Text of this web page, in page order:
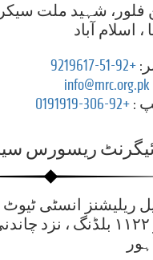
فلور، شہید ملت
، اسلام آباد
+92-51-9219617
info@mrc.org.pk
:
+92-306-0191919
ریسورس
ریلیشنز انسٹی ٹیوٹ
ریسکیو ۱۱۲۲ بلڈنگ ،